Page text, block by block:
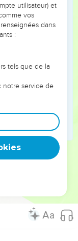
(voir
restent les
(Lévitique
utilisateur) et
vos
dans
:
tels que de la
notre service de